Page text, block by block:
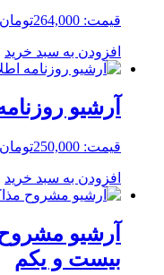
قیمت: 264,000تومان
افزودن به سبد خرید
آرشیو
قیمت: 250,000تومان
افزودن به سبد خرید
آرشیو
بیست و یکم